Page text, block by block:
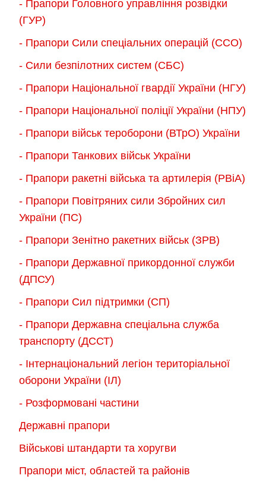
- Прапори Головного управління розвідки
(ГУР)
- Прапори Сили спеціальних операцій (ССО)
- Сили безпілотних систем (СБС)
- Прапори Національної гвардії України (НГУ)
- Прапори Національної поліції України (НПУ)
- Прапори військ тероборони (ВТрО) України
- Прапори Танкових військ України
- Прапори ракетні війська та артилерія (РВіА)
- Прапори Повітряних сили Збройних сил
України (ПС)
- Прапори Зенітно ракетних військ (ЗРВ)
- Прапори Державної прикордонної служби
(ДПСУ)
- Прапори Сил підтримки (СП)
- Прапори Державна спеціальна служба
транспорту (ДССТ)
- Інтернаціональний легіон територіальної
оборони України (ІЛ)
- Розформовані частини
Державні прапори
Військові штандарти та хоругви
Прапори міст, областей та районів